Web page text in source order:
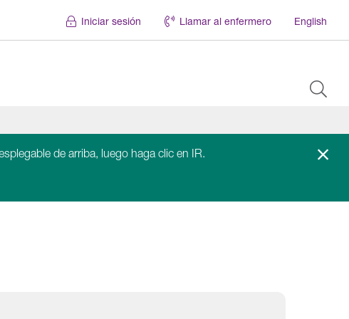
Iniciar sesión Llamar al enfermero English
de arriba, luego haga clic en IR.